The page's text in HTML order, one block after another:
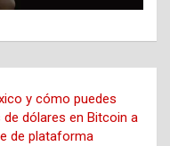
y cómo puedes
de dólares en Bitcoin a
de plataforma